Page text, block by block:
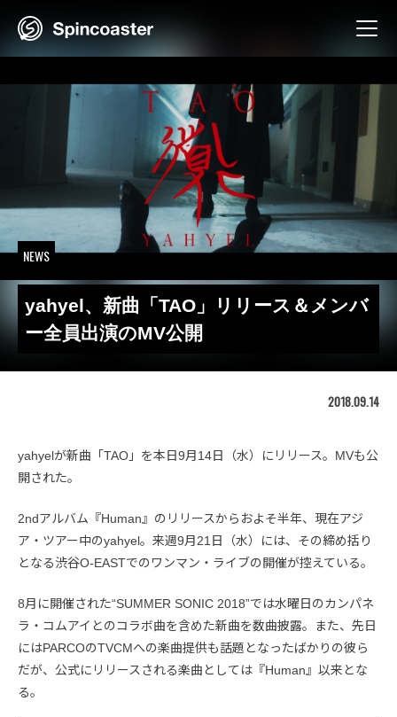
NEWS
yahyel、新曲「TAO」リリース＆メンバ
ー全員出演のMV公開
2018.09.14
yahyelが新曲「TAO」を本日9月14日（水）にリリース。MVも公
開された。
2ndアルバム『Human』のリリースからおよそ半年、現在アジ
ア・ツアー中のyahyel。来週9月21日（水）には、その締め括り
となる渋谷O-EASTでのワンマン・ライブの開催が控えている。
8月に開催された“SUMMER SONIC 2018”では水曜日のカンパネ
ラ・コムアイとのコラボ曲を含めた新曲を数曲披露。また、先日
にはPARCOのTVCMへの楽曲提供も話題となったばかりの彼ら
だが、公式にリリースされる楽曲としては『Human』以来とな
る。